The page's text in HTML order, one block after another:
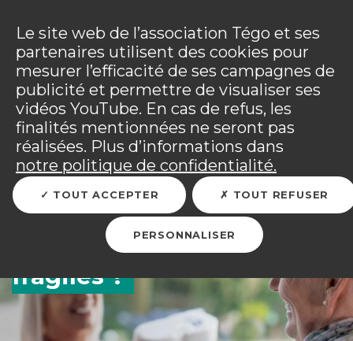
adhérents sinistrés et les personnels mobilisés.
Tous les détails dansvotre espace adhérent.
Vous êtes sur le site Tégo
Confinement : comment
apporter votre aide aux
soignants et aux plus
fragiles ?
Le site web de l’association Tégo et ses
partenaires utilisent des cookies pour
mesurer l’efficacité de ses campagnes de
publicité et permettre de visualiser ses
vidéos YouTube. En cas de refus, les
finalités mentionnées ne seront pas
réalisées. Plus d’informations dans
notre politique de confidentialité.
TOUT ACCEPTER TOUT REFUSER
PERSONNALISER